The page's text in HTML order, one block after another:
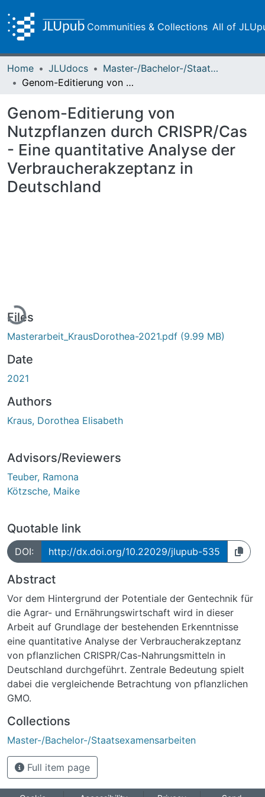
Communities & Collections All of
Home JLUdocs
Master-/Bachelor-/Staatsexamensarbeiten
Genom-Editierung von Nutzpflanzen durch CRISPR/Cas - Eine quantitative Analyse der Verbraucherakzeptanz in Deutschland
Genom-Editierung von
Nutzpflanzen durch CRISPR/Cas
- Eine quantitative Analyse der
Verbraucherakzeptanz in
Deutschland
Files
Masterarbeit_KrausDorothea-2021.pdf (9.99 MB)
Date
2021
Authors
Kraus, Dorothea Elisabeth
Advisors/Reviewers
Teuber, Ramona
Kötzsche, Maike
Quotable link
DOI: http://dx.doi.org/10.22029/jlupub-535
Abstract
Vor dem Hintergrund der Potentiale der Gentechnik für
die Agrar- und Ernährungswirtschaft wird in dieser
Arbeit auf Grundlage der bestehenden Erkenntnisse
eine quantitative Analyse der Verbraucherakzeptanz
von pflanzlichen CRISPR/Cas-Nahrungsmitteln in
Deutschland durchgeführt. Zentrale Bedeutung spielt
dabei die vergleichende Betrachtung von pflanzlichen
GMO.
Collections
Master-/Bachelor-/Staatsexamensarbeiten
Full item page